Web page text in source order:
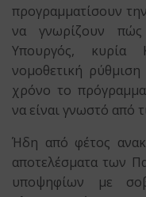
προγραμματίσουν
να γνωρίζουν
Υπουργός, κυρία
νομοθετική
χρόνο το
να είναι γνωστό από
Ήδη από φέτος
αποτελέσματα των
υποψηφίων με